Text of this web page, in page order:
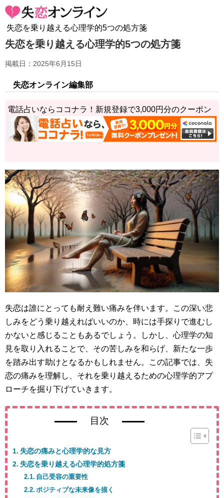
失恋を乗り越える心理学的5つの処方箋
失恋を乗り越える心理学的5つの処方箋
掲載日：2025年6月15日
失恋オンライン編集部
電話占いならココナラ！新規登録で3,000円分のクーポン
失恋は誰にとっても耐え難い痛みを伴います。この深い悲
しみをどう乗り越えればいいのか、時には手探りで進むし
かないと感じることもあるでしょう。しかし、心理学の知
見を取り入れることで、その苦しみを和らげ、新たな一歩
を踏み出す助けとなるかもしれません。この記事では、失
恋の痛みを理解し、それを乗り越えるための心理学的アプ
ローチを掘り下げていきます。
目次
失恋の痛みと心理学的な見方
失恋を乗り越える心理学的処方箋
自己受容の重要性
ポジティブな未来像を描く